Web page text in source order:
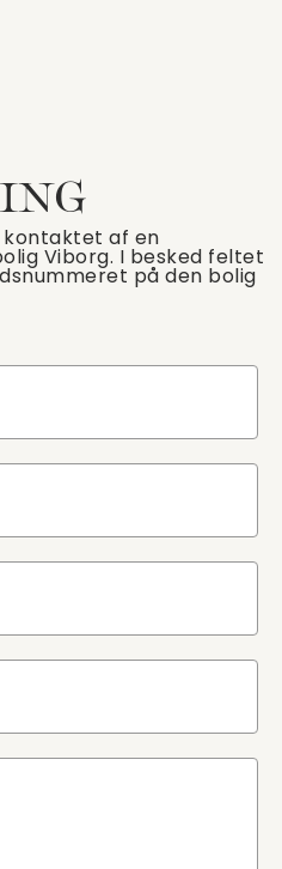
kontaktet af en
Viborg. I besked feltet
på den bolig